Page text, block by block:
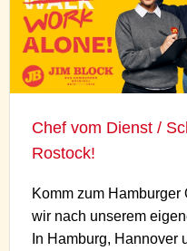
Chef vom Dienst /
Rostock!
Komm zum
wir nach unserem
In Hamburg, Hannover